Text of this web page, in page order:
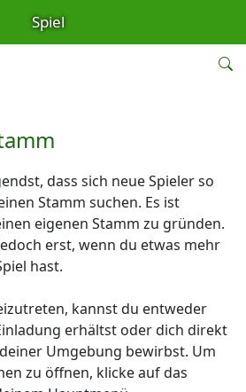
Spiel
dass sich neue Spieler so
Stamm suchen. Es ist
eigenen Stamm zu gründen.
erst, wenn du etwas mehr
hast.
kannst du entweder
erhältst oder dich direkt
Umgebung bewirbst. Um
zu öffnen, klicke auf das